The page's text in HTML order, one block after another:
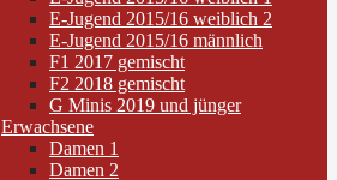
E-Jugend 2015/16 weiblich 2
E-Jugend 2015/16 männlich
F1 2017 gemischt
F2 2018 gemischt
G Minis 2019 und jünger
Erwachsene
Damen 1
Damen 2